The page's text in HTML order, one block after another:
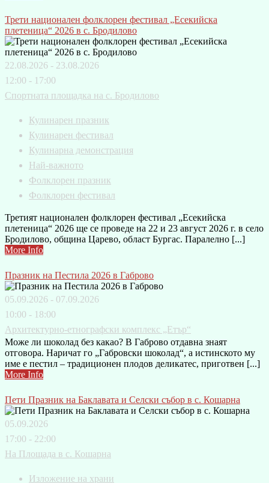
Трети национален фолклорен фестивал „Есекийска
плетеница“ 2026 в с. Бродилово
22.08.2026 - 23.08.2026
12:00 - 17:00
Спортната площадка на с. Бродилово
Кулинарен празник
Кулинарен фестивал
Кулинарна демонстрация
Най-важното
Фолклорен празник
Фолклорен фестивал
Третият национален фолклорен фестивал „Есекийска
плетеница“ 2026 ще се проведе на 22 и 23 август 2026 г. в село
Бродилово, община Царево, област Бургас. Паралелно [...]
More Info
Празник на Пестила 2026 в Габрово
05.09.2026 - 07.09.2026
10:00 - 18:00
Архитектурно-етнографски комплекс „Етър“
Може ли шоколад без какао? В Габрово отдавна знаят
отговора. Наричат го „Габровски шоколад“, а истинското му
име е пестил – традиционен плодов деликатес, приготвен [...]
More Info
Пети Празник на Баклавата и Селски събор в с. Кошарна
05.09.2026
17:00 - 22:00
На Площада в с. Кошарна
Изложение на храни